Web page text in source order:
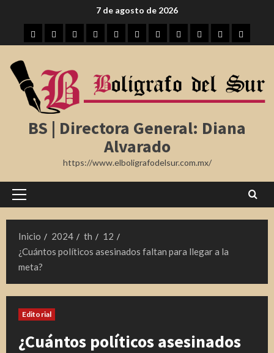
contenido
7 de agosto de 2026
InicioTampicoMaderoAltamiraTamaulipas
RegiónNota MéxicoInternacional
Farándula
BS | Directora General: Diana
Alvarado
https://www.elboligrafodelsur.com.mx/
Menú
Inicio
2024 th
12
¿Cuántos políticos asesinados faltan para llegar a la
meta?
Editorial
¿Cuántos políticos asesinados